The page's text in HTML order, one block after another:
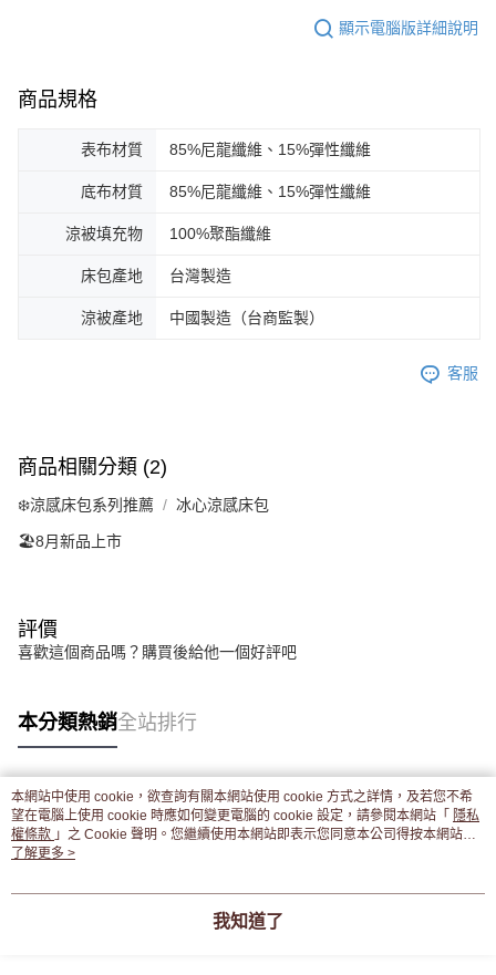
顯示電腦版詳細說明
商品規格
表布材質 85%尼龍纖維、15%彈性纖維
底布材質 85%尼龍纖維、15%彈性纖維
涼被填充物 100%聚酯纖維
床包產地 台灣製造
涼被產地 中國製造（台商監製）
客服
商品相關分類 (2)
❄️涼感床包系列推薦 冰心涼感床包
🏖️8月新品上市
評價
喜歡這個商品嗎？購買後給他一個好評吧
本分類熱銷全站排行
熱門標籤
本網站中使用 cookie，欲查詢有關本網站使用 cookie 方式之詳情，及若您不希
望在電腦上使用 cookie 時應如何變更電腦的 cookie 設定，請參閱本網站「 隱私
權條款 」之 Cookie 聲明。您繼續使用本網站即表示您同意本公司得按本網站使
用條款之 Cookie 聲明使用 cookie。
了解更多 >
我知道了